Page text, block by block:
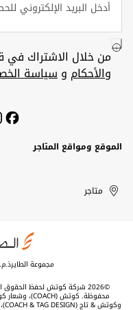
من خلال الاشتراك في
والأحكام وسياسة
الموقع ومواقع المتاجر
United
Arab
Kuwait
الإمارات
العربية
الكويت
متاجر
مجموعة